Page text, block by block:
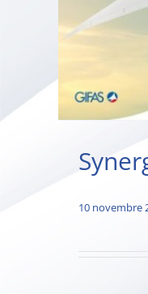
10 novembre